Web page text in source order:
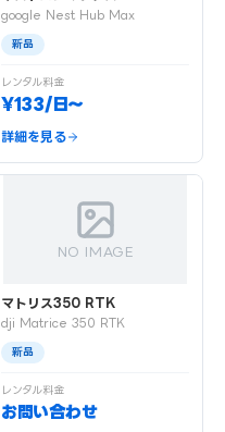
google Nest Hub Max
新品
レンタル料金
¥133/日〜
詳細を見る
NO IMAGE
マトリス350 RTK
dji Matrice 350 RTK
新品
レンタル料金
お問い合わせ